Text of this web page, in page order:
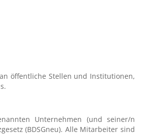
öffentliche Stellen und Institutionen,
Unternehmen (und seiner/n
(BDSGneu). Alle Mitarbeiter sind